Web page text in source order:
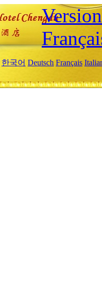
한국어 Deutsch Français